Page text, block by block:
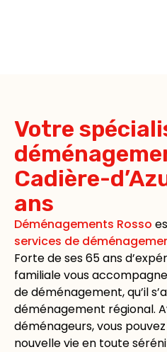
Votre
Cadière-
ans
Déménagements Rosso
services de
Forte de ses 65 ans
familiale vous
de déménagement, qu’il
déménagement régional.
déménageurs, vous
nouvelle vie en toute